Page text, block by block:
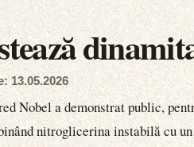
13.05.2026
Nobel a demonstrat public,
nitroglicerina instabilă cu